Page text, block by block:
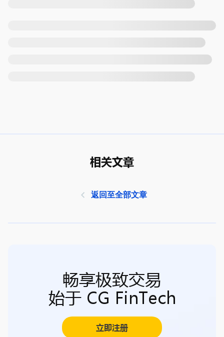
相关文章
返回至全部文章
畅享极致交易
始于 CG FinTech
立即注册